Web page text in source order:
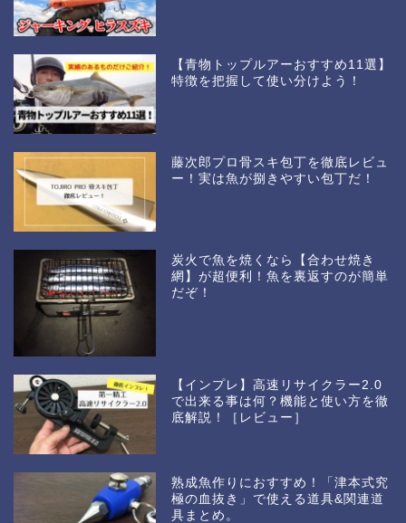
【青物トップルアーおすすめ11選】
特徴を把握して使い分けよう！
藤次郎プロ骨スキ包丁を徹底レビュ
ー！実は魚が捌きやすい包丁だ！
炭火で魚を焼くなら【合わせ焼き
網】が超便利！魚を裏返すのが簡単
だぞ！
【インプレ】高速リサイクラー2.0
で出来る事は何？機能と使い方を徹
底解説！［レビュー］
熟成魚作りにおすすめ！「津本式究
極の血抜き」で使える道具&関連道
具まとめ。